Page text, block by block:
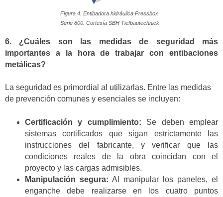
Figura 4. Entibadora hidráulica Pressbox
Serie 800. Cortesía SBH Tiefbautechnick
6. ¿Cuáles son las medidas de seguridad más
importantes a la hora de trabajar con entibaciones
metálicas?
La seguridad es primordial al utilizarlas. Entre las medidas
de prevención comunes y esenciales se incluyen:
Certificación y cumplimiento: Se deben emplear
sistemas certificados que sigan estrictamente las
instrucciones del fabricante, y verificar que las
condiciones reales de la obra coincidan con el
proyecto y las cargas admisibles.
Manipulación segura: Al manipular los paneles, el
enganche debe realizarse en los cuatro puntos